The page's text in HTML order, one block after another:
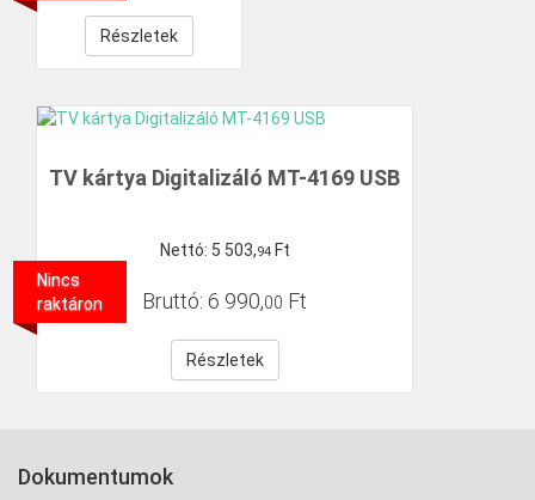
Részletek
TV kártya Digitalizáló MT-4169 USB
Nettó: 5 503,94 Ft
Bruttó: 6 990,00 Ft
Részletek
Nincs
raktáron
Dokumentumok